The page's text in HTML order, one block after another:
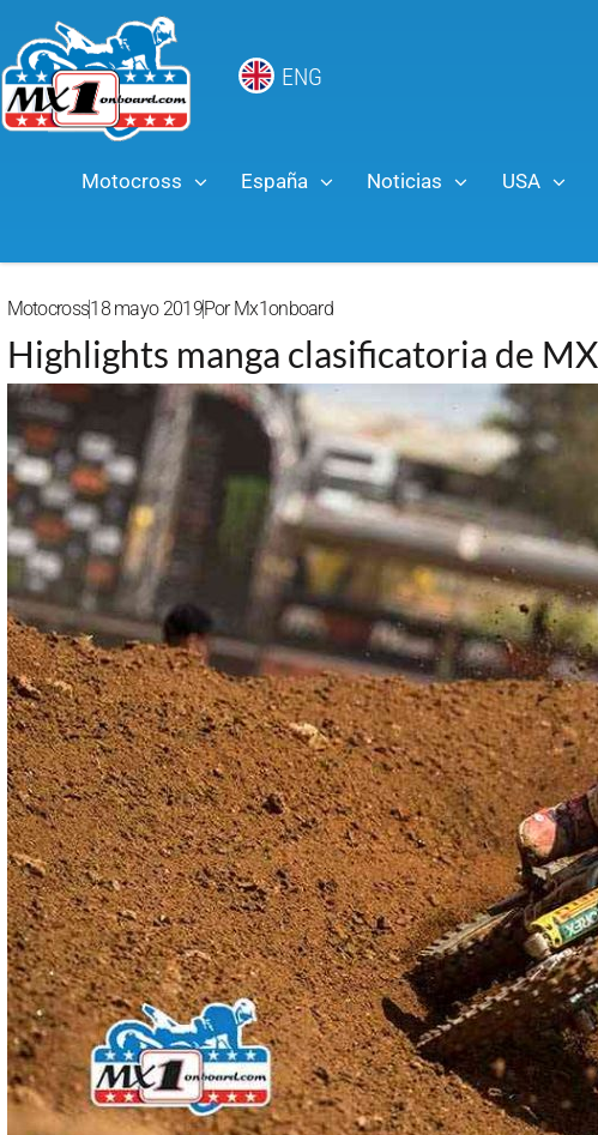
ENG
Motocross España Noticias USA
Motocross18 mayo 2019PorMx1onboard
Highlights manga clasificatoria de